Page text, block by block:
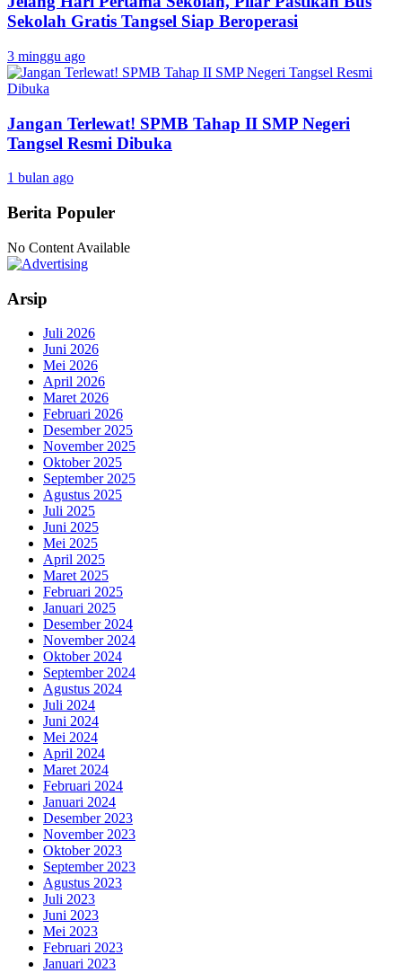
Sekolah Gratis Tangsel Siap Beroperasi
3 minggu ago
Jangan Terlewat! SPMB Tahap II SMP Negeri
Tangsel Resmi Dibuka
1 bulan ago
Berita Populer
No Content Available
Arsip
Juli 2026
Juni 2026
Mei 2026
April 2026
Maret 2026
Februari 2026
Desember 2025
November 2025
Oktober 2025
September 2025
Agustus 2025
Juli 2025
Juni 2025
Mei 2025
April 2025
Maret 2025
Februari 2025
Januari 2025
Desember 2024
November 2024
Oktober 2024
September 2024
Agustus 2024
Juli 2024
Juni 2024
Mei 2024
April 2024
Maret 2024
Februari 2024
Januari 2024
Desember 2023
November 2023
Oktober 2023
September 2023
Agustus 2023
Juli 2023
Juni 2023
Mei 2023
Februari 2023
Januari 2023